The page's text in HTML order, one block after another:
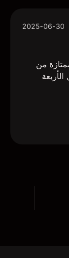
2025-06-30
من